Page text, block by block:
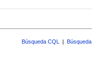
Búsqueda CQL |